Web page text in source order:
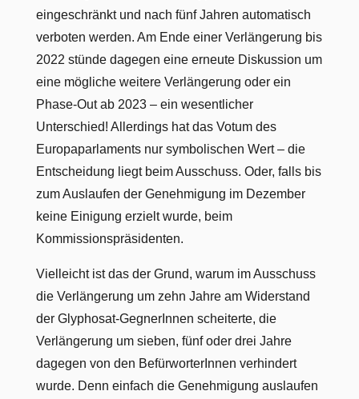
eingeschränkt und nach fünf Jahren automatisch
verboten werden. Am Ende einer Verlängerung bis
2022 stünde dagegen eine erneute Diskussion um
eine mögliche weitere Verlängerung oder ein
Phase-Out ab 2023 – ein wesentlicher
Unterschied! Allerdings hat das Votum des
Europaparlaments nur symbolischen Wert – die
Entscheidung liegt beim Ausschuss. Oder, falls bis
zum Auslaufen der Genehmigung im Dezember
keine Einigung erzielt wurde, beim
Kommissionspräsidenten.
Vielleicht ist das der Grund, warum im Ausschuss
die Verlängerung um zehn Jahre am Widerstand
der Glyphosat-GegnerInnen scheiterte, die
Verlängerung um sieben, fünf oder drei Jahre
dagegen von den BefürworterInnen verhindert
wurde. Denn einfach die Genehmigung auslaufen